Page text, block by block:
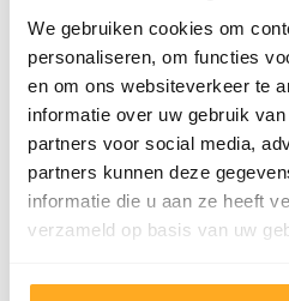
We gebruiken cookies om
personaliseren, om functies
en om ons websiteverkeer te
informatie over uw gebruik
partners voor social media,
partners kunnen deze
informatie die u aan ze heeft
verzameld op basis van uw
Gratis laminaat in
Bent u op zoek naar gratis
bij Bebo Parket aan het
laminaat vloer gratis kunt
uitgelegd. U koopt alleen